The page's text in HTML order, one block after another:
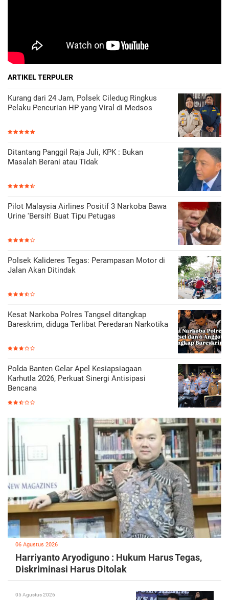
ARTIKEL TERPULER
Kurang dari 24 Jam, Polsek Ciledug Ringkus
Pelaku Pencurian HP yang Viral di Medsos
Ditantang Panggil Raja Juli, KPK : Bukan
Masalah Berani atau Tidak
Pilot Malaysia Airlines Positif 3 Narkoba Bawa
Urine 'Bersih' Buat Tipu Petugas
Polsek Kalideres Tegas: Perampasan Motor di
Jalan Akan Ditindak
Kesat Narkoba Polres Tangsel ditangkap
Bareskrim, diduga Terlibat Peredaran Narkotika
Polda Banten Gelar Apel Kesiapsiagaan
Karhutla 2026, Perkuat Sinergi Antisipasi
Bencana
06 Agustus 2026
Harriyanto Aryodiguno : Hukum Harus Tegas,
Diskriminasi Harus Ditolak
05 Agustus 2026